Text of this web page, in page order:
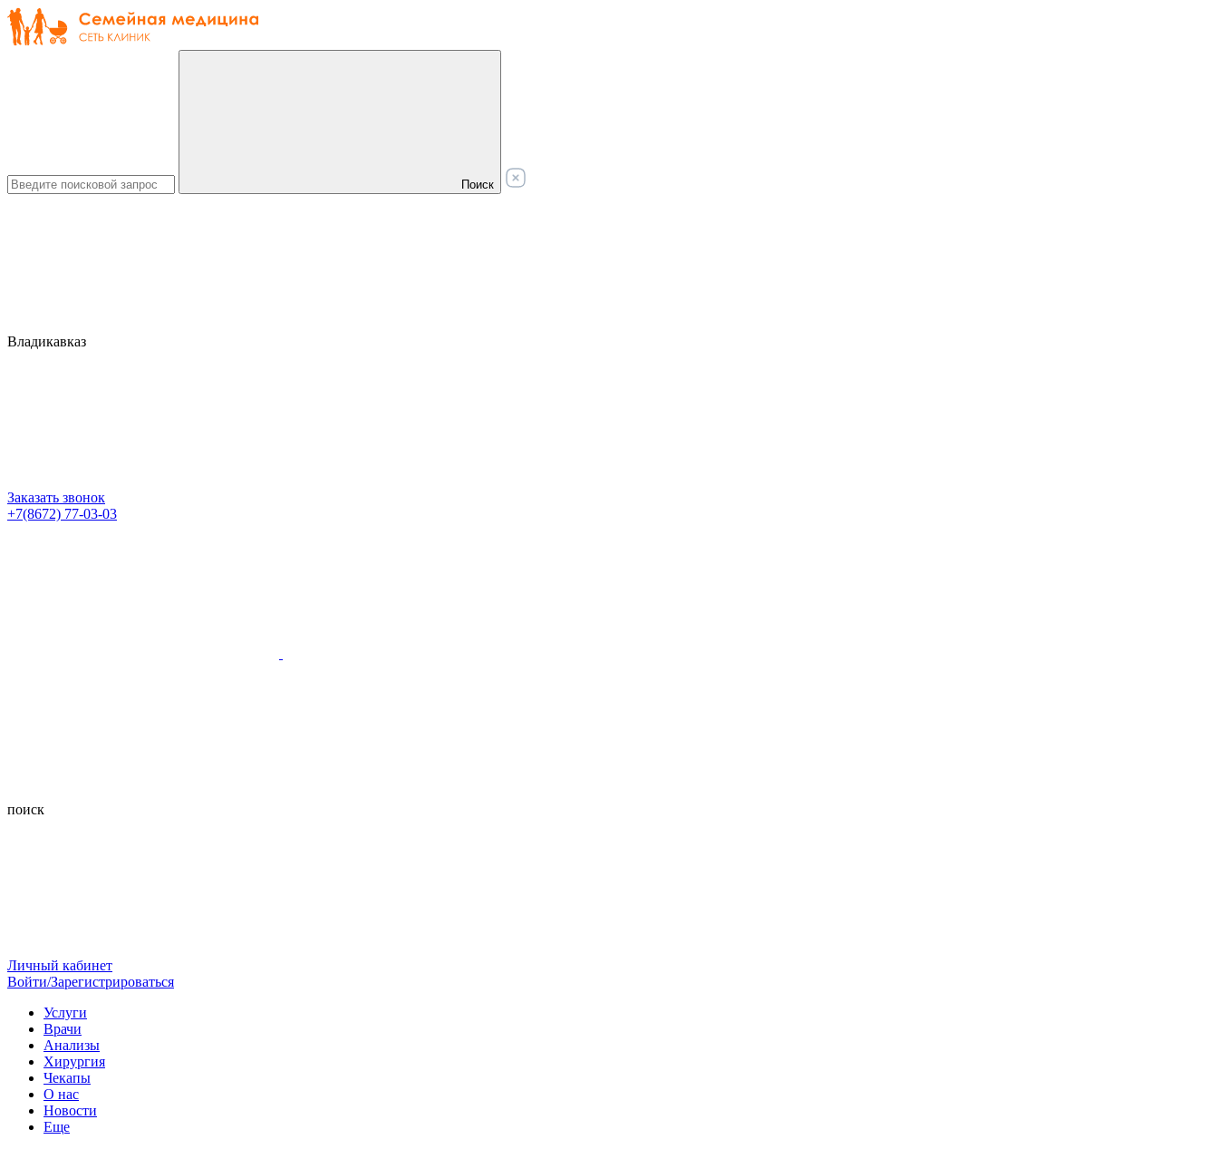
Поиск
Владикавказ
Заказать звонок
+7(8672) 77-03-03
поиск
Личный кабинет
Войти/Зарегистрироваться
Услуги
Врачи
Анализы
Хирургия
Чекапы
О нас
Новости
Еще